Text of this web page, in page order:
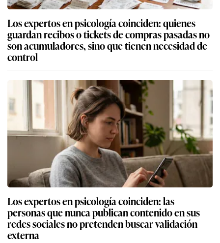
Los expertos en psicología coinciden: quienes
guardan recibos o tickets de compras pasadas no
son acumuladores, sino que tienen necesidad de
control
Los expertos en psicología coinciden: las
personas que nunca publican contenido en sus
redes sociales no pretenden buscar validación
externa